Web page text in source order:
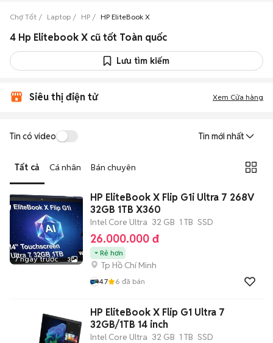
Chợ Tốt Laptop HP HP EliteBook X
4 Hp Elitebook X cũ tốt Toàn quốc
Lưu tìm kiếm
Siêu thị điện tử Xem Cửa hàng
Tin có video Tin mới nhất
Tất cả Cá nhân Bán chuyên
7 ngày trước 3
HP EliteBook X Flip G1i Ultra 7 268V
32GB 1TB X360
Intel Core Ultra 32 GB 1 TB SSD
26.000.000 đ
Rẻ hơn
Tp Hồ Chí Minh
4.7 6 đã bán
HP EliteBook X Flip G1 Ultra 7
32GB/1TB 14 inch
Intel Core Ultra 32 GB 1 TB SSD